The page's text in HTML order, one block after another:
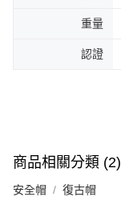
重量
認證
商品相關分類 (2)
安全帽 復古帽